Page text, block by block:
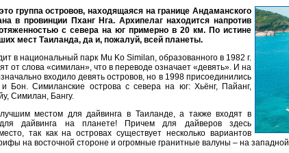
группа островов, находящаяся на границе Андаманского
в провинции Пханг Нга. Архипелаг находится напротив
с севера на юг примерно в 20 км. По истине
мест Таиланда, да и, пожалуй, всей планеты.
в национальный парк Mu Ko Similan, образованного в 1982 г.
от слова «симилан», что в переводе означает «девять». И на
входило девять островов, но в 1998 присоединились
Бон. Симиланские острова с севера на юг: Хьёнг, Пайанг,
Симилан, Бангу.
местом для дайвинга в Таиланде, а также входят в
дайвинга на планете! Причем для дайверов здесь
так как на островах существует несколько вариантов
на восточной стороне и огромные гранитные валуны – на западной.